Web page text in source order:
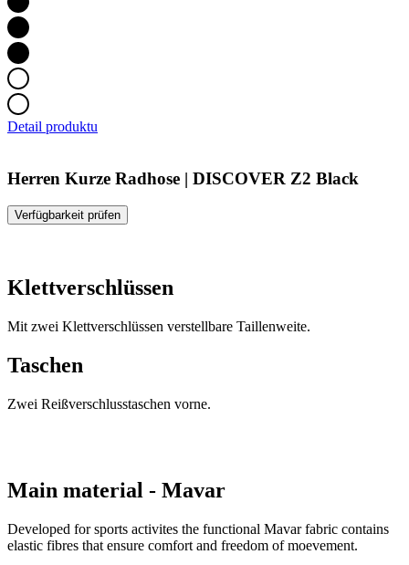
Detail produktu
Herren Kurze Radhose | DISCOVER Z2 Black
Verfügbarkeit prüfen
Klettverschlüssen
Mit zwei Klettverschlüssen verstellbare Taillenweite.
Taschen
Zwei Reißverschlusstaschen vorne.
Main material - Mavar
Developed for sports activites the functional Mavar fabric contains
elastic fibres that ensure comfort and freedom of moevement.